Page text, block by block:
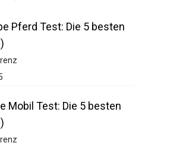
Pferd Test: Die 5 besten
Test: Die 5 besten